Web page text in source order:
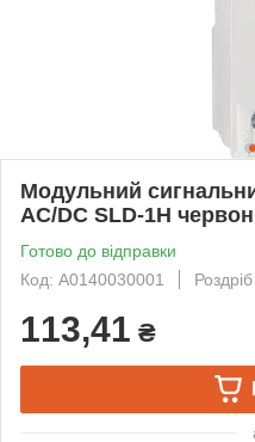
Модульний
AC/DC SLD-1H
Готово до відправки
Код: A0140030001
Роздріб
113,41 ₴